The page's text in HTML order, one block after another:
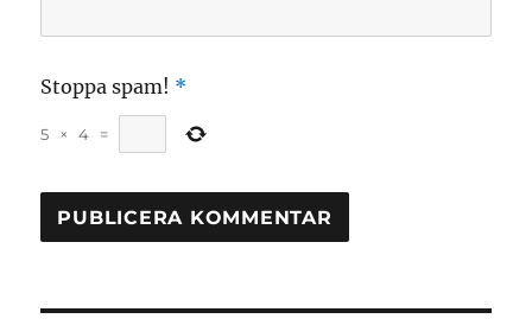
Stoppa spam! *
5 × 4 =